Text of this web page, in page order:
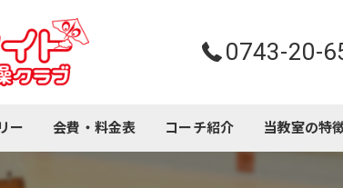
0743-20-
ー 会費・料金表 コーチ紹介 当教室の特